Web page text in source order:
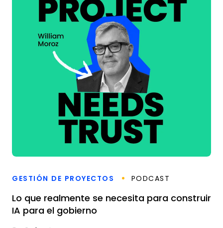
GESTIÓN DE PROYECTOS PODCAST
Lo que realmente se necesita para construir
IA para el gobierno